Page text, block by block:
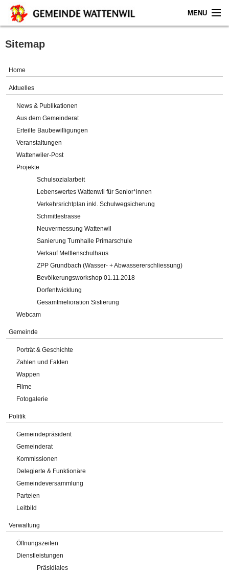
MENU
Home
Gemeinde
Verwaltung
Online-Service
Impressum
Sitemap
Home
Aktuelles
News & Publikationen
Aus dem Gemeinderat
Erteilte Baubewilligungen
Veranstaltungen
Wattenwiler-Post
Projekte
Schulsozialarbeit
Lebenswertes Wattenwil für Senior*innen
Verkehrsrichtplan inkl. Schulwegsicherung
Schmittestrasse
Neuvermessung Wattenwil
Sanierung Turnhalle Primarschule
Verkauf Mettlenschulhaus
ZPP Grundbach (Wasser- + Abwassererschliessung)
Bevölkerungsworkshop 01.11.2018
Dorfentwicklung
Gesamtmelioration Sistierung
Webcam
Gemeinde
Porträt & Geschichte
Zahlen und Fakten
Wappen
Filme
Fotogalerie
Politik
Gemeindepräsident
Gemeinderat
Kommissionen
Delegierte & Funktionäre
Gemeindeversammlung
Parteien
Leitbild
Verwaltung
Öffnungszeiten
Dienstleistungen
Präsidiales